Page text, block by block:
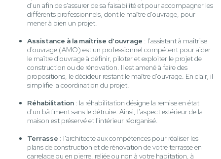
d'un afin de s'assurer de sa faisabilité et pour accompagner les
différents professionnels, dont le maître d'ouvrage, pour
mener à bien un projet.
Assistance à la maîtrise d'ouvrage : l'assistant à maîtrise
d'ouvrage (AMO) est un professionnel compétent pour aider
le maître d'ouvrage à définir, piloter et exploiter le projet de
construction ou de rénovation. Il est amené à faire des
propositions, le décideur restant le maître d'ouvrage. En clair, il
simplifie la coordination du projet.
Réhabilitation : la réhabilitation désigne la remise en état
d'un bâtiment sans le détruire. Ainsi, l'aspect extérieur de la
maison est préservé et l'intérieur réorganisé.
Terrasse : l'architecte aux compétences pour réaliser les
plans de construction et de rénovation de votre terrasse en
carrelage ou en pierre, reliée ou non à votre habitation, à